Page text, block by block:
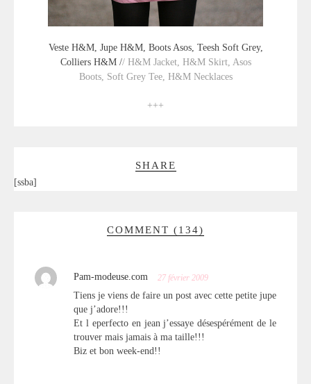
Veste H&M, Jupe H&M, Boots Asos, Teesh Soft Grey,
Colliers H&M // H&M Jacket, H&M Skirt, Asos
Boots, Soft Grey Tee, H&M Necklaces
+++
SHARE
[ssba]
COMMENT (134)
Pam-modeuse.com 27 février 2009
Tiens je viens de faire un post avec cette petite jupe
que j’adore!!!
Et l eperfecto en jean j’essaye désespérément de le
trouver mais jamais à ma taille!!!
Biz et bon week-end!!